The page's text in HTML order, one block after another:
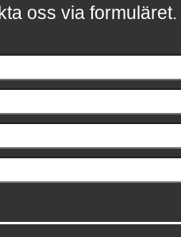
oss via formuläret.